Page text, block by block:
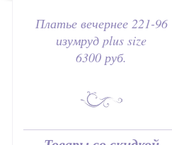
Платье вечернее 221-96
изумруд plus size
6300 руб.